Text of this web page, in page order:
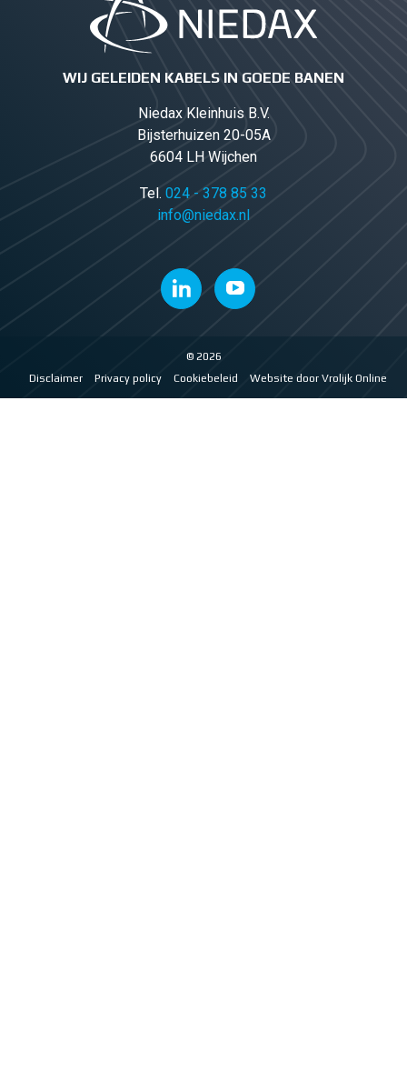
WIJ GELEIDEN KABELS IN GOEDE BANEN
Niedax Kleinhuis B.V.
Bijsterhuizen 20-05A
6604 LH Wijchen
Tel. 024 - 378 85 33
info@niedax.nl
© 2026
Disclaimer
Privacy policy Cookiebeleid Website door Vrolijk Online